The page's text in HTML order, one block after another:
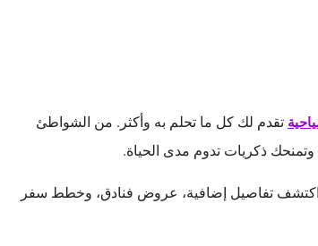
تقدم لك كل ما تحلم به وأكثر. من الشواطئ
وتمنحك ذكريات تدوم مدى الحياة.
تفاصيل إضافية، عروض فنادق، وخطط سفر